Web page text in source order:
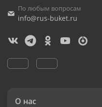
По любым вопросам
info@rus-buket.ru
О нас